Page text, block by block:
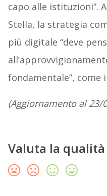
capo alle istituzioni”.
Stella, la strategia
più digitale “deve
fondamentale”, come
(Aggiornamento al 23/
Valuta la